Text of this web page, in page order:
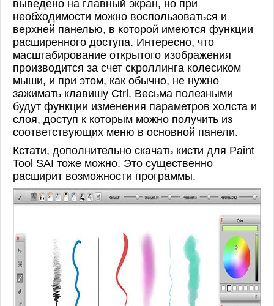
выведено на главный экран, но при
необходимости можно воспользоваться и
верхней панелью, в которой имеются функции
расширенного доступа. Интересно, что
масштабирование открытого изображения
производится за счет скроллинга колесиком
мыши, и при этом, как обычно, не нужно
зажимать клавишу Ctrl. Весьма полезными
будут функции изменения параметров холста и
слоя, доступ к которым можно получить из
соответствующих меню в основной панели.
Кстати, дополнительно скачать кисти для Paint
Tool SAI тоже можно. Это существенно
расширит возможности программы.